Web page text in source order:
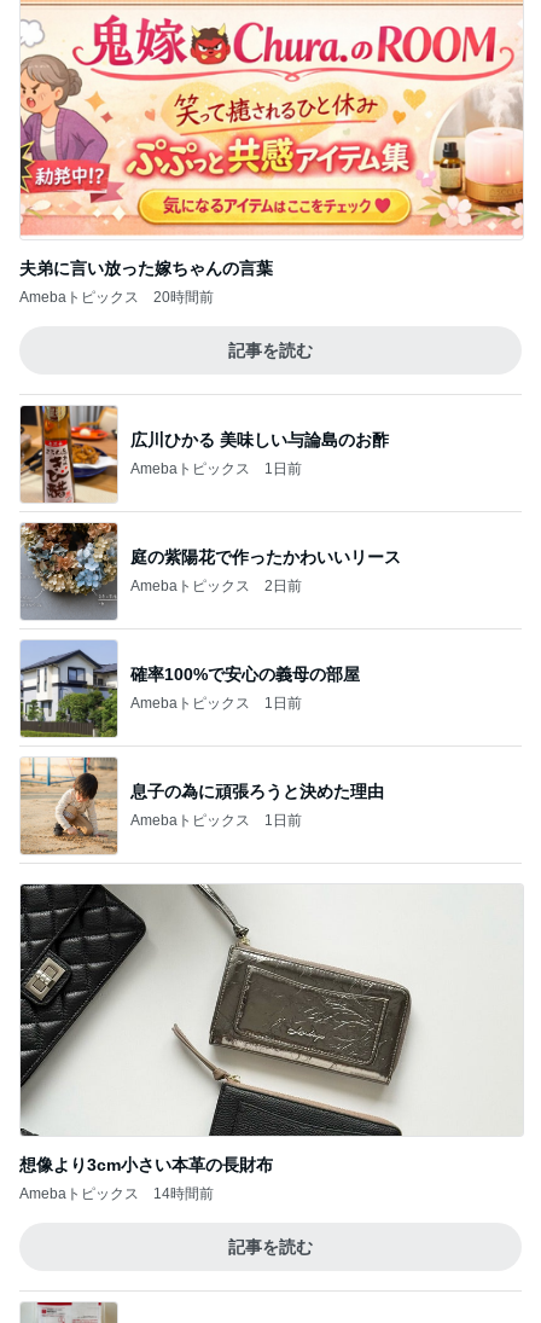
夫弟に言い放った嫁ちゃんの言葉
Amebaトピックス 20時間前
記事を読む
広川ひかる 美味しい与論島のお酢
Amebaトピックス 1日前
庭の紫陽花で作ったかわいいリース
Amebaトピックス 2日前
確率100%で安心の義母の部屋
Amebaトピックス 1日前
息子の為に頑張ろうと決めた理由
Amebaトピックス 1日前
想像より3cm小さい本革の長財布
Amebaトピックス 14時間前
記事を読む